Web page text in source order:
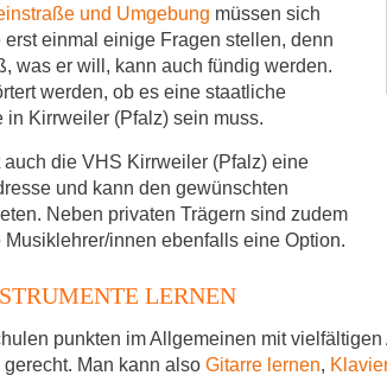
und Umgebung müssen sich
erst einmal einige Fragen stellen, denn
was er will, kann auch fündig werden.
werden, ob es eine staatliche
in Kirrweiler (Pfalz) sein muss.
die VHS Kirrweiler (Pfalz) eine
und kann den gewünschten
Neben privaten Trägern sind zudem
Musiklehrer/innen ebenfalls eine Option.
LERNEN
punkten im Allgemeinen mit
Man kann also Gitarre lernen,